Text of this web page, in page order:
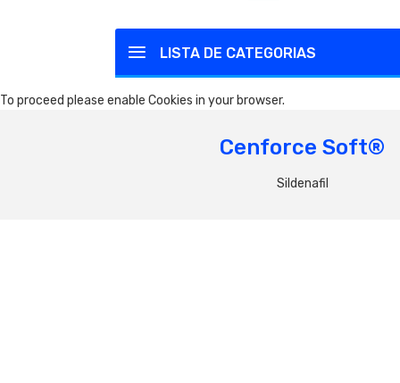
LISTA DE CATEGORIAS
To proceed please enable Cookies in your browser.
Cenforce Soft®
Sildenafil